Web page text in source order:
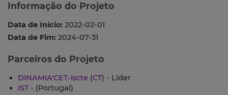
Informação do Projeto
Data de Início: 2022-02-01
Data de Fim: 2024-07-31
Parceiros do Projeto
DINAMIA'CET-Iscte (CT) - Líder
IST- (Portugal)